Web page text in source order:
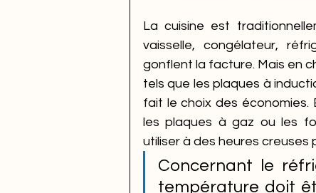
La cuisine est
vaisselle, congélateur,
gonflent la facture. Mais en
tels que les plaques à
fait le choix des économies.
les plaques à gaz ou les
utiliser à des heures creuses
Concernant le
température doit